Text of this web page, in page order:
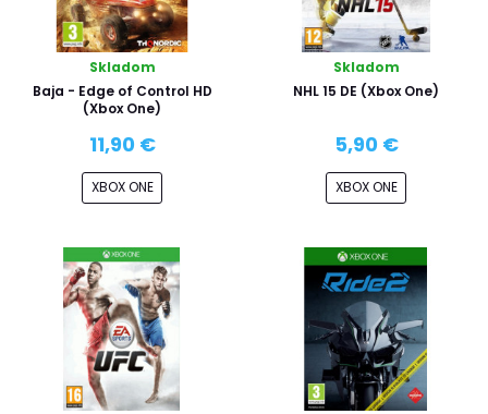
Skladom
Baja - Edge of Control HD
(Xbox One)
11,90 €
XBOX ONE
Skladom
NHL 15 DE (Xbox One)
5,90 €
XBOX ONE